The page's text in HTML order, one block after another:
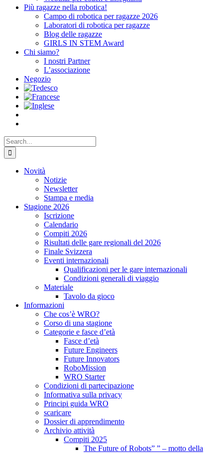
Più ragazze nella robotica!
Campo di robotica per ragazze 2026
Laboratori di robotica per ragazze
Blog delle ragazze
GIRLS IN STEM Award
Chi siamo?
I nostri Partner
L’associazione
Negozio
Search
for:
Novità
Notizie
Newsletter
Stampa e media
Stagione 2026
Iscrizione
Calendario
Compiti 2026
Risultati delle gare regionali del 2026
Finale Svizzera
Eventi internazionali
Qualificazioni per le gare internazionali
Condizioni generali di viaggio
Materiale
Tavolo da gioco
Informazioni
Che cos’è WRO?
Corso di una stagione
Categorie e fasce d’età
Fasce d’età
Future Engineers
Future Innovators
RoboMission
WRO Starter
Condizioni di partecipazione
Informativa sulla privacy
Principi guida WRO
scaricare
Dossier di apprendimento
Archivio attività
Compiti 2025
The Future of Robots” ” – motto della